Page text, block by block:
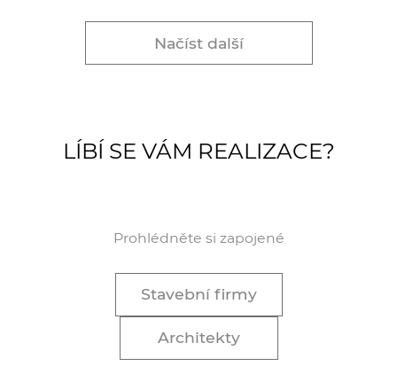
Načíst další
LÍBÍ SE VÁM REALIZACE?
Prohlédněte si zapojené
Stavební firmy
Architekty